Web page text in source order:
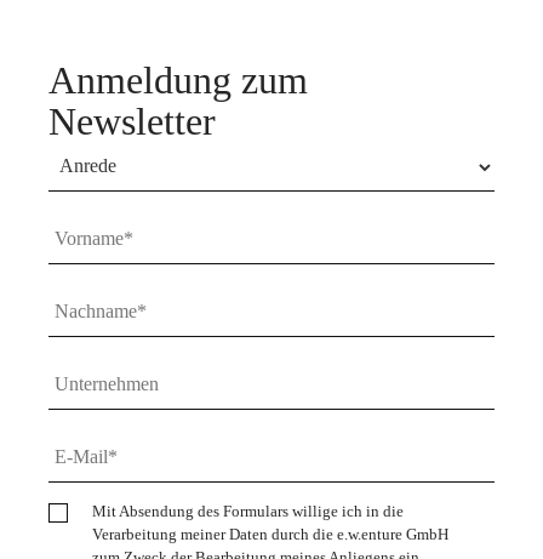
Anmeldung zum
Newsletter
Mit Absendung des Formulars willige ich in die
Verarbeitung meiner Daten durch die e.w.enture GmbH